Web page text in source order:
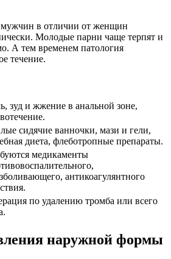
в отличии от женщин
Молодые парни чаще терпят и
А тем временем патология
течение.
зуд и жжение в анальной зоне,
сидячие ванночки, мази и гели,
диета, флеботропные препараты.
медикаменты
антикоагулянтного
по удалению тромба или всего
наружной формы